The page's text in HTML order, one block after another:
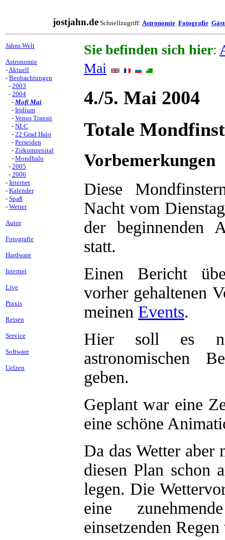
jostjahn.deSchnellzugriff: Astronomie Fotografie
Jahns Welt
Astronomie
-Aktuell
- Beobachtungen
- 2003
- 2004
- Mofi Mai
- Iridium
- Venus Transit
- NLC
- 22 Grad Halo
- Perseiden
- Zirkumzenital
- Mondhalo
- 2005
- 2006
- Internet
- Kalender
- Spaß
- Wetter
Autor
Fotografie
Hardware
Internet
Live
Praxis
Reisen
Service
Software
Uelzen
Sie befinden sich hier:
Mai
4./5. Mai 2004
Totale
Vorbemerkungen
Diese
Nacht vom
der beginnenden
statt.
Einen Bericht
vorher gehaltenen
meinen Events.
Hier soll es
astronomischen
geben.
Geplant war eine
eine schöne
Da das Wetter
diesen Plan schon
legen. Die
eine
einsetzenden